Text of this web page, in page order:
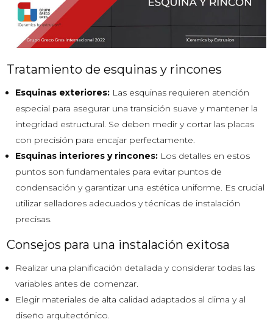
Tratamiento de esquinas y rincones
Esquinas exteriores: Las esquinas requieren atención
especial para asegurar una transición suave y mantener la
integridad estructural. Se deben medir y cortar las placas
con precisión para encajar perfectamente.
Esquinas interiores y rincones: Los detalles en estos
puntos son fundamentales para evitar puntos de
condensación y garantizar una estética uniforme. Es crucial
utilizar selladores adecuados y técnicas de instalación
precisas.
Consejos para una instalación exitosa
Realizar una planificación detallada y considerar todas las
variables antes de comenzar.
Elegir materiales de alta calidad adaptados al clima y al
diseño arquitectónico.